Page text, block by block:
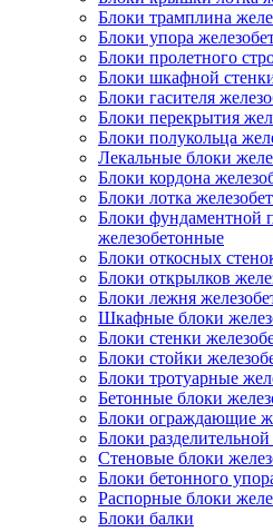
Блоки трамплина
Блоки упора
Блоки пролетного
Блоки шкафной
Блоки гасителя
Блоки перекрытия
Блоки полукольца
Лекальные блоки
Блоки кордона
Блоки лотка
Блоки фундаментной
железобетонные
Блоки откосных
Блоки открылков
Блоки лежня
Шкафные блоки
Блоки стенки
Блоки стойки
Блоки тротуарные
Бетонные блоки
Блоки ограждающие
Блоки
Стеновые блоки
Блоки бетонного
Распорные блоки
Блоки балки